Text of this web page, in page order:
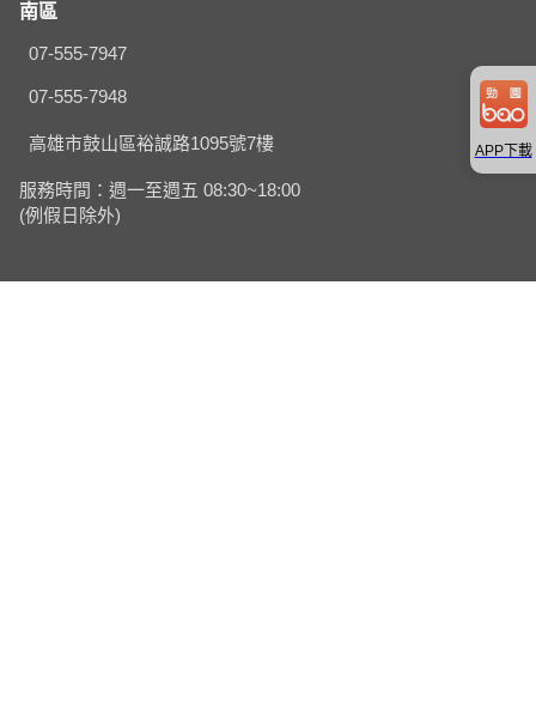
南區
07-555-7947
07-555-7948
高雄市鼓山區裕誠路1095號7樓
服務時間：週一至週五 08:30~18:00
(例假日除外)
APP下載